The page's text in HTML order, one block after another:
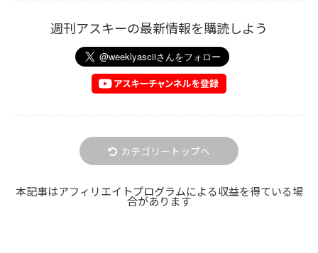
週刊アスキーの最新情報を購読しよう
カテゴリートップへ
本記事はアフィリエイトプログラムによる収益を得ている場
合があります